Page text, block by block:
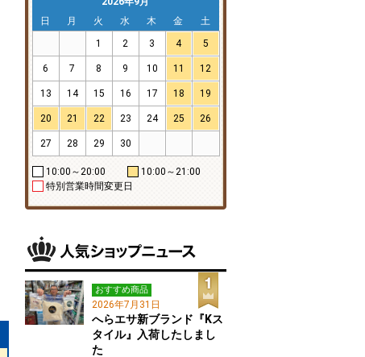
日
月 火 水 木 金
土
1
2 3 4 5
6 7 8 9 10 11 12
13 14 15 16 17 18 19
20 21 22 23 24 25 26
27 28 29 30
10:00～20:00
10:00～21:00
特別営業時間変更日
おすすめ商品
2026年7月31日
へらエサ新ブランド『Kス
タイル』入荷したしまし
た